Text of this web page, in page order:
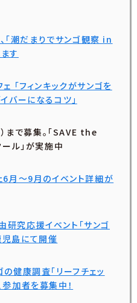
「潮だまりでサンゴ観察 in
す
「フィンキックがサンゴを
バーになるコツ」
まで募集。「SAVE the
ル」が実施中
6月〜9月のイベント詳細が
由研究応援イベント「サンゴ
児島にて開催
の健康調査「リーフチェッ
加者を募集中！